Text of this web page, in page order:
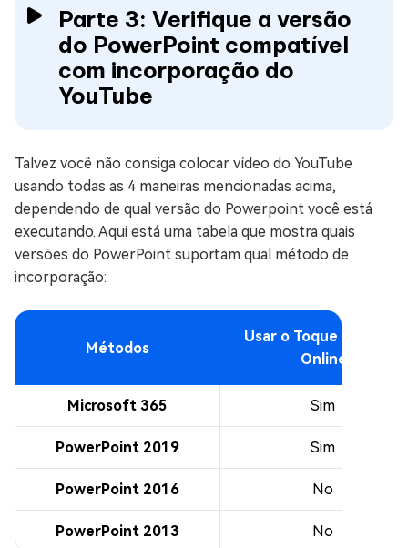
Parte 3: Verifique a versão
do PowerPoint compatível
com incorporação do
YouTube
Talvez você não consiga colocar vídeo do YouTube
usando todas as 4 maneiras mencionadas acima,
dependendo de qual versão do Powerpoint você está
executando. Aqui está uma tabela que mostra quais
versões do PowerPoint suportam qual método de
incorporação:
Métodos
Usar o Toque de Vídeo
Online
Microsoft 365 Sim
PowerPoint 2019 Sim
PowerPoint 2016 No
PowerPoint 2013 No